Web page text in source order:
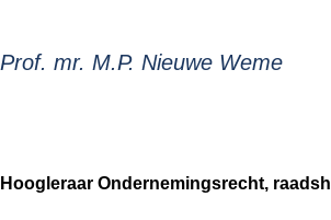
Prof. mr. M.P. Nieuwe Weme
Hoogleraar Ondernemingsrecht,